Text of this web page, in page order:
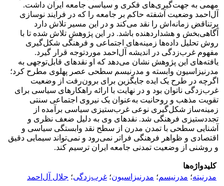
مهمی به جهت‌گیری‌های فکری و سیاسی جامعه ایران داشت.
آل‌احمد وضعیت آشفته حاکم بر جامعه را که در فرایند نوسازی
پرتناقض زمانه‌اش را نقد می‌کند و در این مسیر تلاش دارد
آگاهی‌بخش و هشداردهنده باشد. در این پژوهش تلاش شده تا با
روش تحلیل داده‌ها زمینه‌های اجتماعی و فرهنگی شکل‌گیری
مفهوم غرب‌زدگی در اندیشه آل‌احمد موردتوجه قرار گیرد.
یافته‌های این پژوهش نشان می‌دهد که او نقدهای قابل‌توجهی به
مدرنیزاسیون وابسته و مدرنیسم سطحی عصر پهلوی مطرح کرد؛
اگرچه در طرح یک ایده جایگزین برای برون‌رفت از وضعیت
غرب‌زدگی ناتوان بود و در نهایت با ارائه راهکارهای سیاسی برای
تقویت مذهب و روحانیت به‌عنوان یک نیروی اجتماعی سنتی
زمینه‌ساز شکل‌گیری نوعی غرب‌ستیزی سیاسی برآمده از
تجددستیزی فرهنگی شد. نقد‌های وی به دلیل ضعف نظری و
آشنایی سطحی با تمدن مدرن از سطح نقد وابستگی سیاسی و
اقتصادی و ظواهر فرهنگی فراتر نمی‌رود و نمی‌تواند سیمایی دقیق
و روشنی از وضعیت تمدنی جامعه ایران ترسیم کند.
کلیدواژه‌ها
مدرنیته؛ مدرنیسم؛ مدرنیزاسیون؛ غرب‌زدگی؛ جلال آل‌احمد